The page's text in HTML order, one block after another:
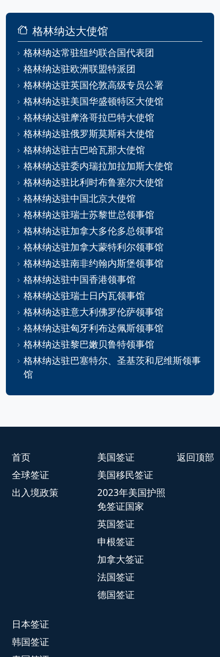
格林纳达大使馆
格林纳达常驻纽约联合国代表团
格林纳达驻欧洲联盟特派团
格林纳达驻英国伦敦高级专员公署
格林纳达驻美国华盛顿特区大使馆
格林纳达驻摩洛哥拉巴特大使馆
格林纳达驻俄罗斯莫斯科大使馆
格林纳达驻古巴哈瓦那大使馆
格林纳达驻委内瑞拉加拉加斯大使馆
格林纳达驻比利时布鲁塞尔大使馆
格林纳达驻中国北京大使馆
格林纳达驻瑞士苏黎世总领事馆
格林纳达驻加拿大多伦多总领事馆
格林纳达驻加拿大蒙特利尔领事馆
格林纳达驻南非约翰内斯堡领事馆
格林纳达驻中国香港领事馆
格林纳达驻瑞士日内瓦领事馆
格林纳达驻意大利佛罗伦萨领事馆
格林纳达驻匈牙利布达佩斯领事馆
格林纳达驻黎巴嫩贝鲁特领事馆
格林纳达驻巴塞特尔、圣基茨和尼维斯领事
馆
返回顶部
首页
全球签证
出入境政策
美国签证
美国移民签证
2023年美国护照
免签证国家
英国签证
申根签证
加拿大签证
法国签证
德国签证
日本签证
韩国签证